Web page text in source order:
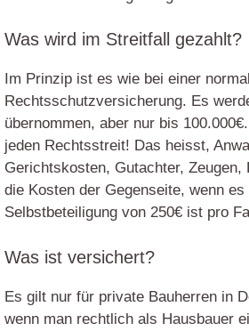
Was wird im Streitfall gezahlt?
Im Prinzip ist es wie bei einer
Rechtsschutzversicherung. Es
übernommen, aber nur bis
jeden Rechtsstreit! Das heisst,
Gerichtskosten, Gutachter, Zeugen,
die Kosten der Gegenseite, wenn
Selbstbeteiligung von 250€ ist pro
Was ist versichert?
Es gilt nur für private Bauherren in
wenn man rechtlich als Hausbauer